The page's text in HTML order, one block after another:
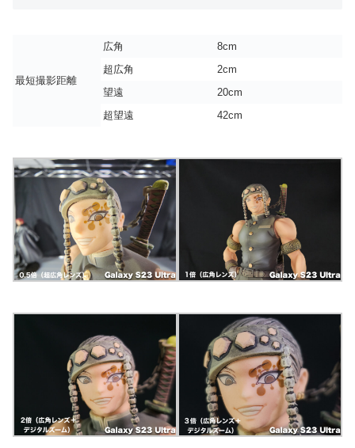
最短撮影距離
広角
8cm
超広角
2cm
望遠
20cm
超望遠
42cm